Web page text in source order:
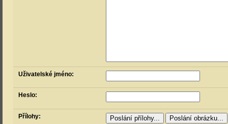
Uživatelské jméno:
Heslo:
Přílohy: